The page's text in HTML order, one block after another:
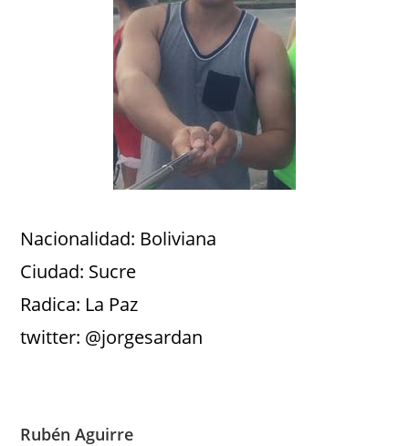
Nacionalidad: Boliviana
Ciudad: Sucre
Radica: La Paz
twitter: @jorgesardan
Rubén Aguirre